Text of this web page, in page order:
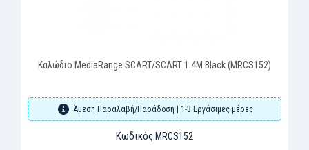
Καλώδιο MediaRange SCART/SCART 1.4M Black (MRCS152)
Άμεση Παραλαβή/Παράδοση | 1-3 Εργάσιμες μέρες
Κωδικός:MRCS152